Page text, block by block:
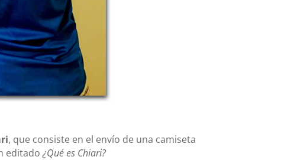
, que consiste en el envío de una camiseta
editado ¿Qué es Chiari?